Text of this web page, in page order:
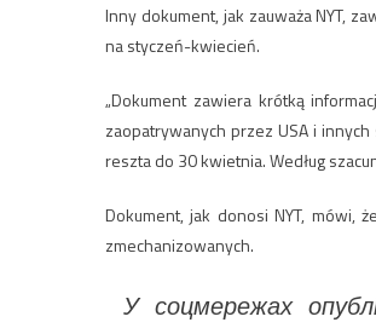
Inny dokument, jak zauważa NYT,
na styczeń-kwiecień.
„Dokument zawiera krótką
zaopatrywanych przez USA i
reszta do 30 kwietnia. Według
Dokument, jak donosi NYT, mówi,
zmechanizowanych.
У соцмережах